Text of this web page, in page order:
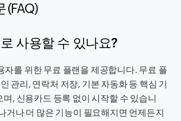
(FAQ)
사용할 수 있나요?
자를 위한 무료 플랜을 제공합니다. 무료 플
관리, 연락처 저장, 기본 자동화 등 핵심 기
며, 신용카드 등록 없이 시작할 수 있습니
거나 더 많은 기능이 필요해지면 언제든지